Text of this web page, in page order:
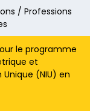
/ Professions
le programme
et
(NIU) en